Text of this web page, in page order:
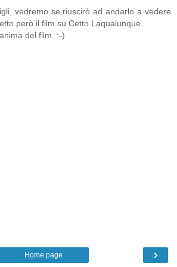
vedremo se riuscirò ad andarlo a vedere
però il film su Cetto Laqualunque.
del film. :-)
›
Home page